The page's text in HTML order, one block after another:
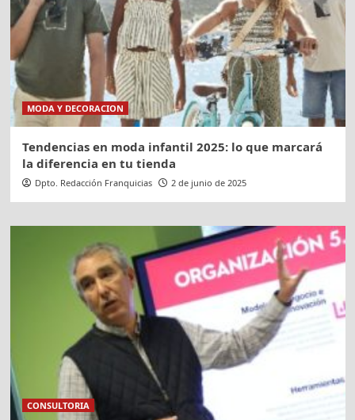
MODA Y DECORACION
Tendencias en moda infantil 2025: lo que marcará
la diferencia en tu tienda
Dpto. Redacción Franquicias 2 de junio de 2025
CONSULTORIA